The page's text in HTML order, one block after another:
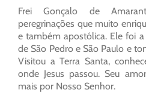
Frei Gonçalo de
peregrinações que muito
e também apostólica. Ele foi
de São Pedro e São Paulo e
Visitou a Terra Santa,
onde Jesus passou. Seu
mais por Nosso Senhor.